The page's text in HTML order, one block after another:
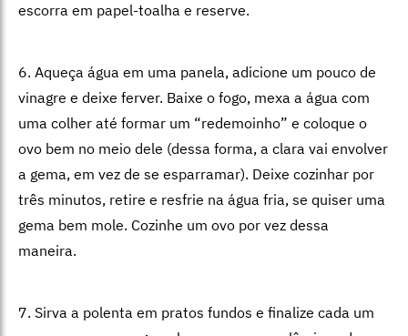
escorra em papel-toalha e reserve.
6. Aqueça água em uma panela, adicione um pouco de
vinagre e deixe ferver. Baixe o fogo, mexa a água com
uma colher até formar um “redemoinho” e coloque o
ovo bem no meio dele (dessa forma, a clara vai envolver
a gema, em vez de se esparramar). Deixe cozinhar por
três minutos, retire e resfrie na água fria, se quiser uma
gema bem mole. Cozinhe um ovo por vez dessa
maneira.
7. Sirva a polenta em pratos fundos e finalize cada um